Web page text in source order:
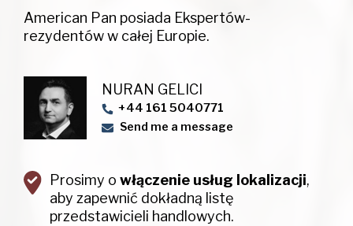
American Pan posiada Ekspertów-
rezydentów w całej Europie.
NURAN GELICI
+44 161 5040771
Send me a message
Prosimy o włączenie usług lokalizacji,
aby zapewnić dokładną listę
przedstawicieli handlowych.